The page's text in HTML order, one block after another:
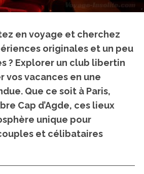
en voyage et cherchez
originales et un peu
? Explorer un club libertin
vos vacances en une
Que ce soit à Paris,
Cap d’Agde, ces lieux
unique pour
et célibataires